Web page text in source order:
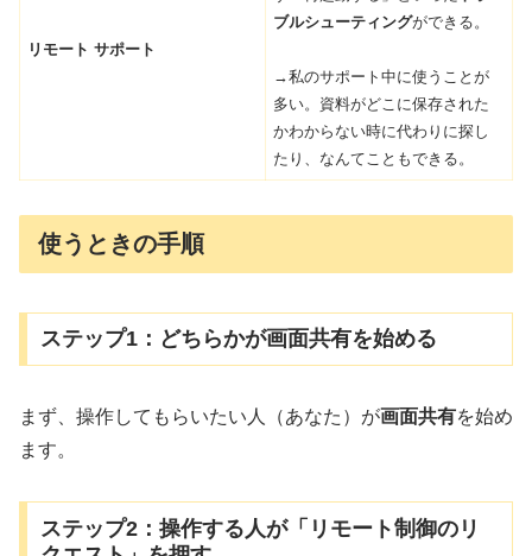
リモート サポート
ブルシューティングができる。
→私のサポート中に使うことが
多い。資料がどこに保存された
かわからない時に代わりに探し
たり、なんてこともできる。
使うときの手順
ステップ1：どちらかが画面共有を始める
まず、操作してもらいたい人（あなた）が画面共有を始め
ます。
ステップ2：操作する人が「リモート制御のリ